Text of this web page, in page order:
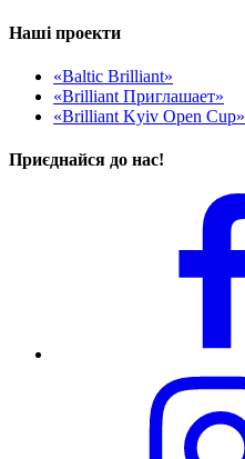
Наші проекти
«Baltic Brilliant»
«Brilliant Приглашает»
«Brilliant Kyiv Open Cup»
Приєднайся до нас!